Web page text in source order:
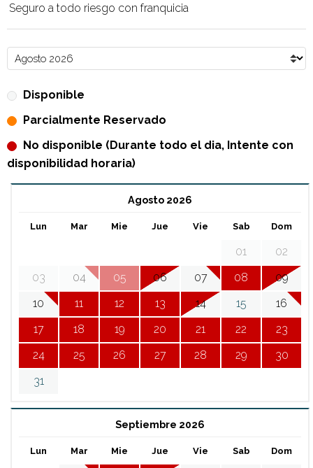
Seguro a todo riesgo con franquicia
Disponible
Parcialmente Reservado
No disponible (Durante todo el dia, Intente con
disponibilidad horaria)
Agosto 2026
Lun Mar Mie Jue Vie Sab Dom
01
02
03
04 05 06 07 08
09
10
11 12 13 14 15
16
17
18 19 20 21 22
23
24
25 26 27 28 29
30
31
Septiembre 2026
Lun Mar Mie Jue Vie Sab Dom